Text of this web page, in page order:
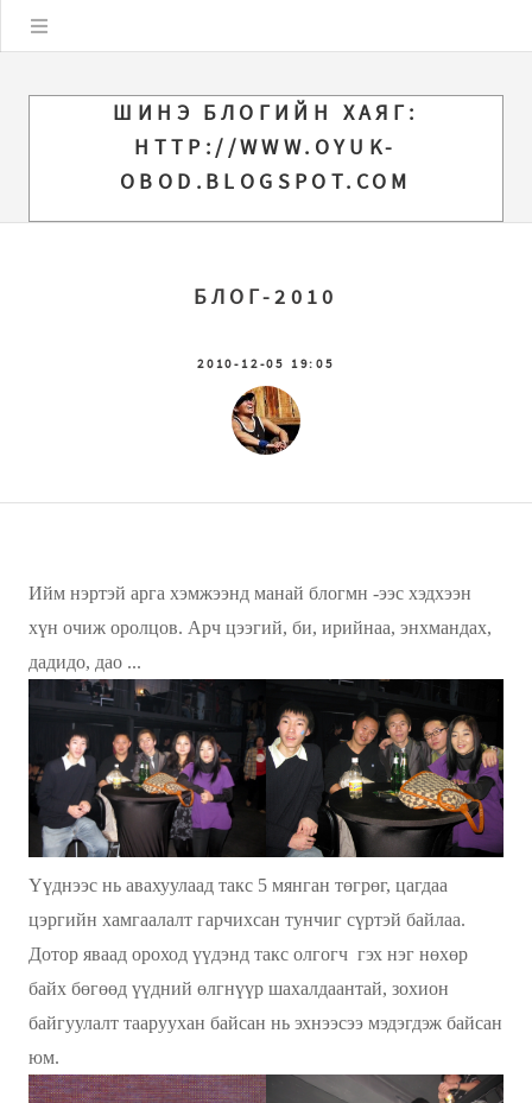
ШИНЭ БЛОГИЙН ХАЯГ:
HTTP://WWW.OYUK-
OBOD.BLOGSPOT.COM
БЛОГ-2010
2010-12-05 19:05
Ийм нэртэй арга хэмжээнд манай блогмн -ээс хэдхээн
хүн очиж оролцов. Арч цээгий, би, ирийнаа, энхмандах,
дадидо, дао ...
Үүднээс нь авахуулаад такс 5 мянган төгрөг, цагдаа
цэргийн хамгаалалт гарчихсан тунчиг сүртэй байлаа.
Дотор яваад ороход үүдэнд такс олгогч гэх нэг нөхөр
байх бөгөөд үүдний өлгнүүр шахалдаантай, зохион
байгуулалт тааруухан байсан нь эхнээсээ мэдэгдэж байсан
юм.